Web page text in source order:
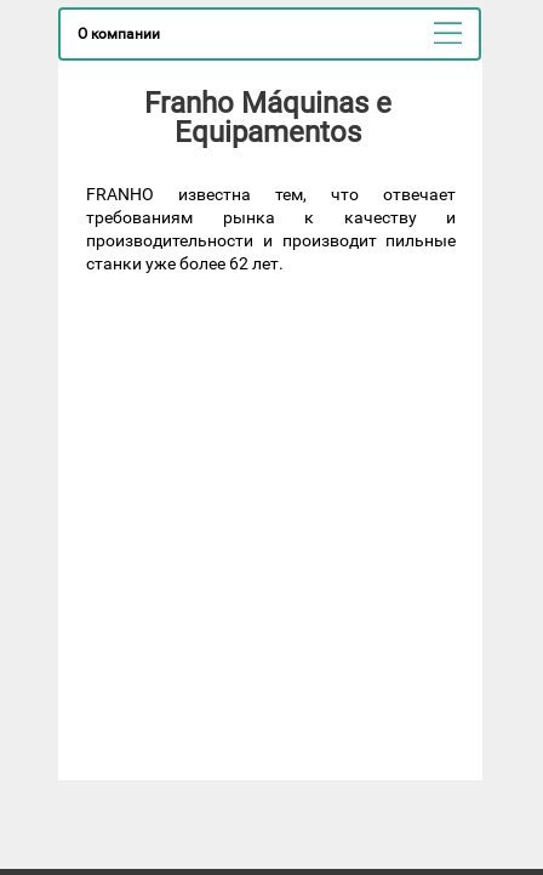
О компании
Franho Máquinas e
Equipamentos
FRANHO известна тем, что отвечает
требованиям рынка к качеству и
производительности и производит пильные
станки уже более 62 лет.